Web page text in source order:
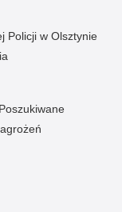
Policji w Olsztynie